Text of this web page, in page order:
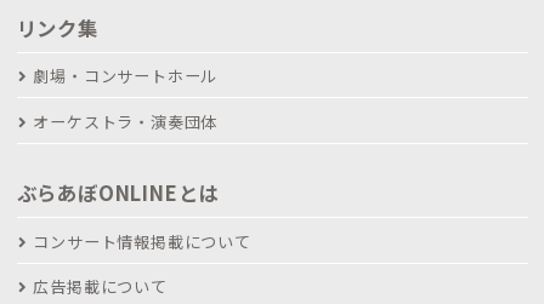
リンク集
劇場・コンサートホール
オーケストラ・演奏団体
ぶらあぼONLINEとは
コンサート情報掲載について
広告掲載について